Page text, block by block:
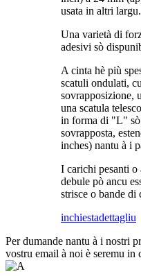
usata in altri largu.
Una varietà di
adesivi sò
A cinta hè più
scatuli ondulati,
sovrapposizione,
una scatula
in forma di "L" sò
sovrapposta,
inches) nantu à i
I carichi pesanti o
debule pò ancu
strisce o bande di
inchiestadettagliu
Per dumande nantu à i nostri
vostru email à noi è seremu in